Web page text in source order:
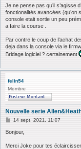
Je ne pense pas qu’il s’agisse
fonctionalités avancées (qu’on
console etait sortie un peu
a faire la course .
Par contre le coup de l’achat
deja dans la console via le
Bridage logiciel ? certainement
felin54
Membre
Nouvelle serie
M
s
14 sept. 2021, 11:07
Bonjour,
Merci Joke pour tes